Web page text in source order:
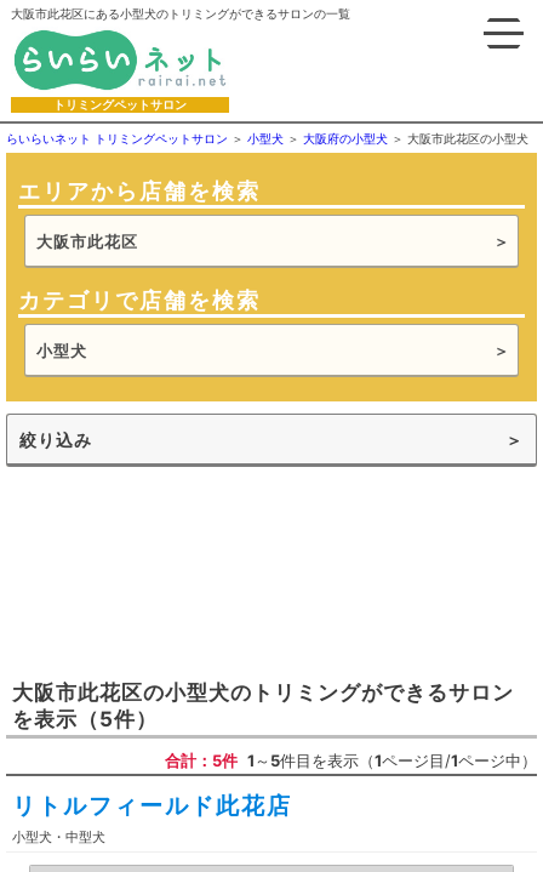
大阪市此花区にある小型犬のトリミングができるサロンの一覧
トリミングペットサロン
らいらいネット トリミングペットサロン 小型犬 大阪府の小型犬 大阪市此花区の小型犬
エリアから店舗を検索
大阪市此花区
カテゴリで店舗を検索
小型犬
絞り込み
大阪市此花区の小型犬のトリミングができるサロン
を表示 （5件）
合計：5件 1～ 5件目を表示（1ページ目/1ページ中）
リトルフィールド此花店
小型犬・中型犬